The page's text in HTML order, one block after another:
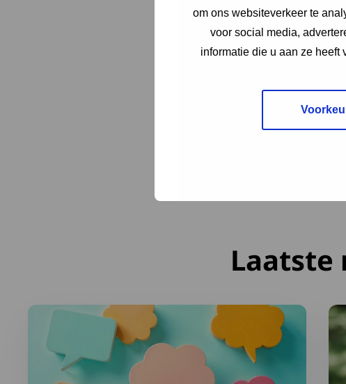
om ons websiteverkeer te
voor social media,
informatie die u aan ze heeft
Als gast kun je gebruik maken
mooie, vernieuwde trippelstoel.
website van Stichting
verhuurkalender en boekingen.
Lees meer over Samen maken we het verschil: deel je